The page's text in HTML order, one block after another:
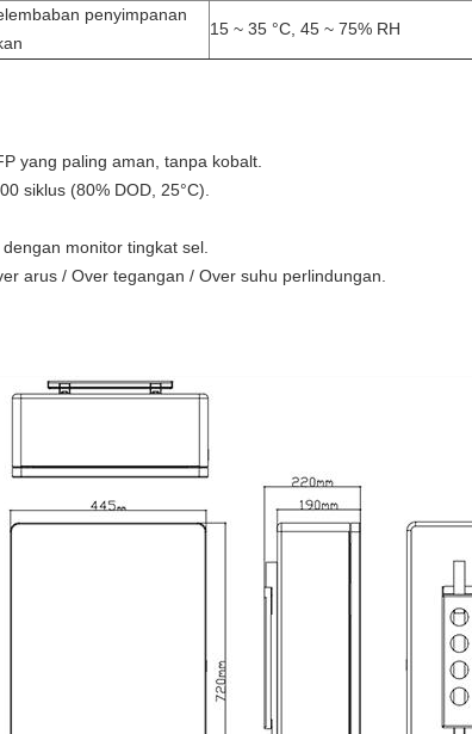
penyimpanan
15 ~ 35 °C, 45 ~ 75% RH
yang paling aman, tanpa kobalt.
siklus (80% DOD, 25°C).
monitor tingkat sel.
arus / Over tegangan / Over suhu perlindungan.